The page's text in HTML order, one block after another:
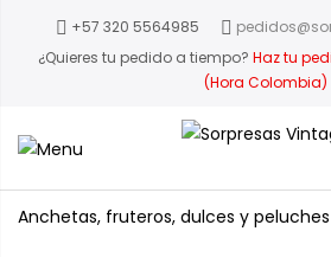
+57 320 5564985
¿Quieres tu pedido a tiempo? Haz tu
(Hora Colombia)
Anchetas, fruteros, dulces y peluches